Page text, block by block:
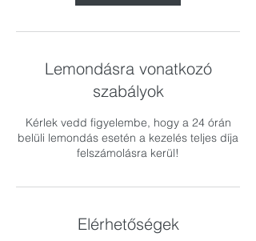
Lemondásra vonatkozó
szabályok
Kérlek vedd figyelembe, hogy a 24 órán
belüli lemondás esetén a kezelés teljes díja
felszámolásra kerül!
Elérhetőségek